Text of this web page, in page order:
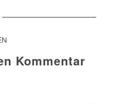
Kommentar